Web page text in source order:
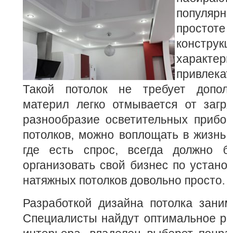
Такой потолок не требует
материл легко отмывается от
разнообразие осветительных
потолков, можно воплощать в
где есть спрос, всегда должно
организовать свой бизнес по
натяжных потолков довольно просто.
Разработкой дизайна потолка
Специалисты найдут оптимальное